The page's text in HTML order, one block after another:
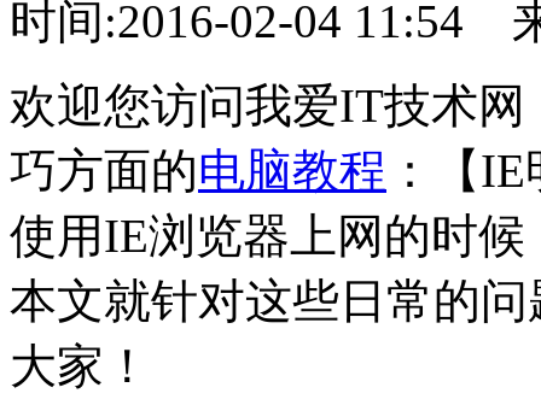
时间:2016-02-04 11:54
欢迎您访问我爱IT技术
巧方面的电脑教程 ：【
使用IE浏览器上网的时
本文就针对这些日常的
大家！